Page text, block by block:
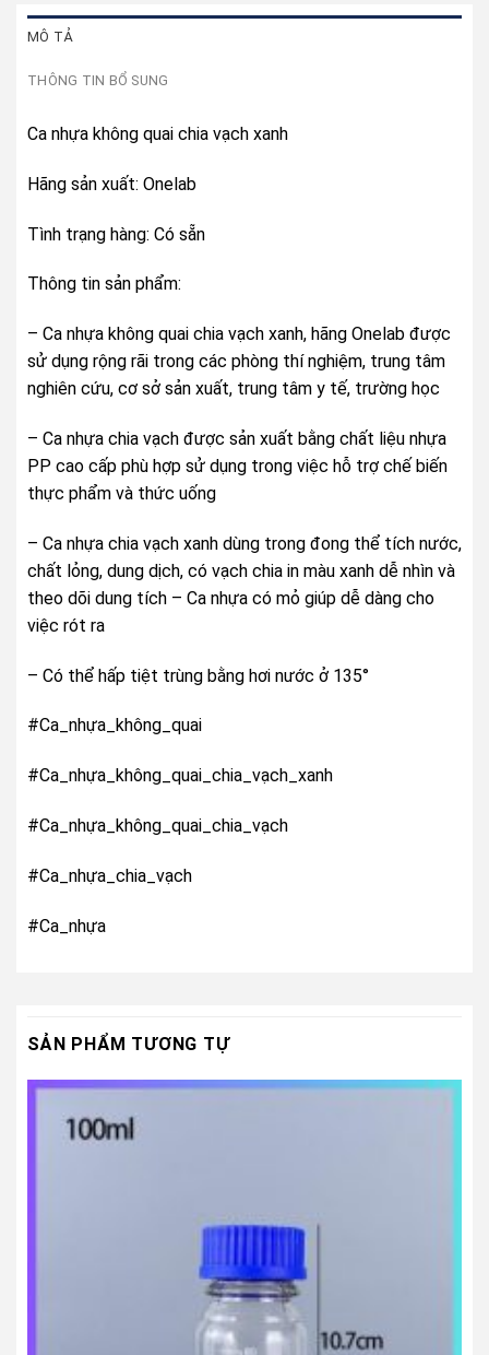
MÔ TẢ
THÔNG TIN BỔ SUNG
Ca nhựa không quai chia vạch xanh
Hãng sản xuất: Onelab
Tình trạng hàng: Có sẵn
Thông tin sản phẩm:
– Ca nhựa không quai chia vạch xanh, hãng Onelab được
sử dụng rộng rãi trong các phòng thí nghiệm, trung tâm
nghiên cứu, cơ sở sản xuất, trung tâm y tế, trường học
– Ca nhựa chia vạch được sản xuất bằng chất liệu nhựa
PP cao cấp phù hợp sử dụng trong việc hỗ trợ chế biến
thực phẩm và thức uống
– Ca nhựa chia vạch xanh dùng trong đong thể tích nước,
chất lỏng, dung dịch, có vạch chia in màu xanh dễ nhìn và
theo dõi dung tích – Ca nhựa có mỏ giúp dễ dàng cho
việc rót ra
– Có thể hấp tiệt trùng bằng hơi nước ở 135°
#Ca_nhựa_không_quai
#Ca_nhựa_không_quai_chia_vạch_xanh
#Ca_nhựa_không_quai_chia_vạch
#Ca_nhựa_chia_vạch
#Ca_nhựa
SẢN PHẨM TƯƠNG TỰ